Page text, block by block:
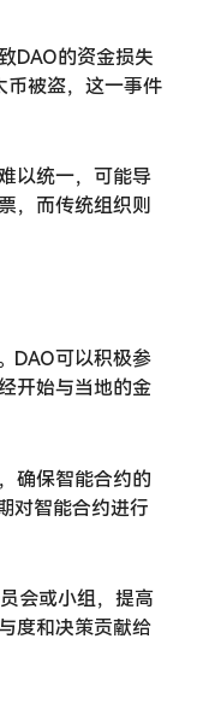
DAO的资金损失
币被盗，这一事件
以统一，可能导
，而传统组织则
DAO可以积极参
开始与当地的金
确保智能合约的
对智能合约进行
会或小组，提高
度和决策贡献给